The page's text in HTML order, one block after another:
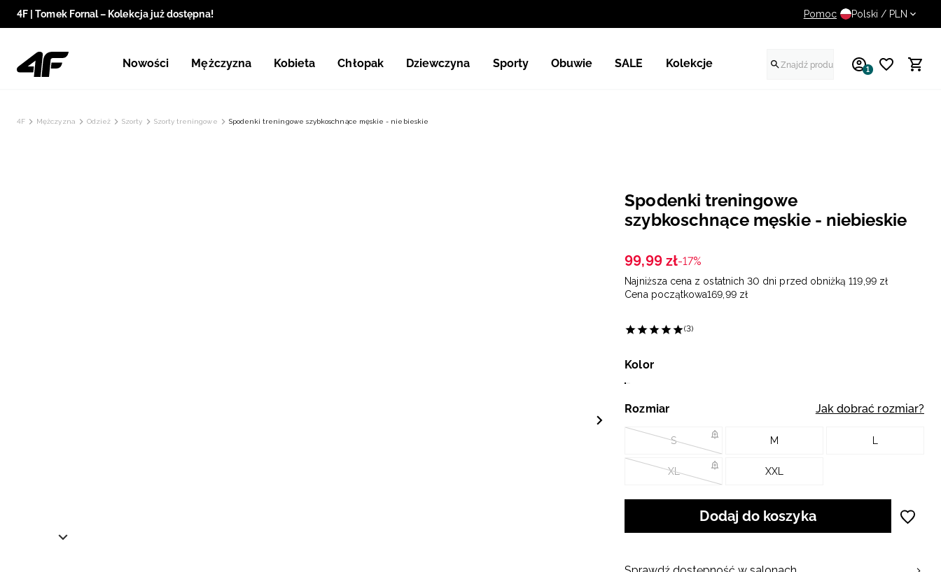
4F | Tomek Fornal – Kolekcja już dostępna! 14 dni na darmowy zwrot
Pomoc Polski / PLN
Nowości Mężczyzna Kobieta Chłopak Dziewczyna Sporty Obuwie SALE Kolekcje 1
4F Mężczyzna Odzież Szorty Szorty treningowe Spodenki treningowe szybkoschnące męskie - niebieskie
Spodenki treningowe
szybkoschnące męskie - niebieskie
99,99 zł-17%
Najniższa cena z ostatnich 30 dni przed obniżką 119 99 zł
Cena początkowa169 99 zł
(3)
Kolor
Rozmiar Jak dobrać rozmiar?
S M
XL XXL
Dodaj do koszyka